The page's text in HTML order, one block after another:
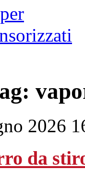
2026
da